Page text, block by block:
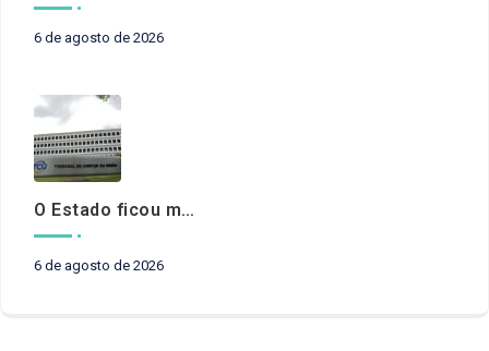
6 de agosto de 2026
O Estado ficou mais complexo. O controle precisa acompanhar
6 de agosto de 2026